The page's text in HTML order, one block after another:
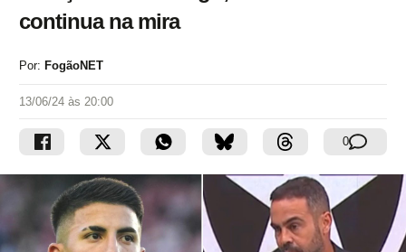
continua na mira
Por: FogãoNET
13/06/24 às 20:00
0